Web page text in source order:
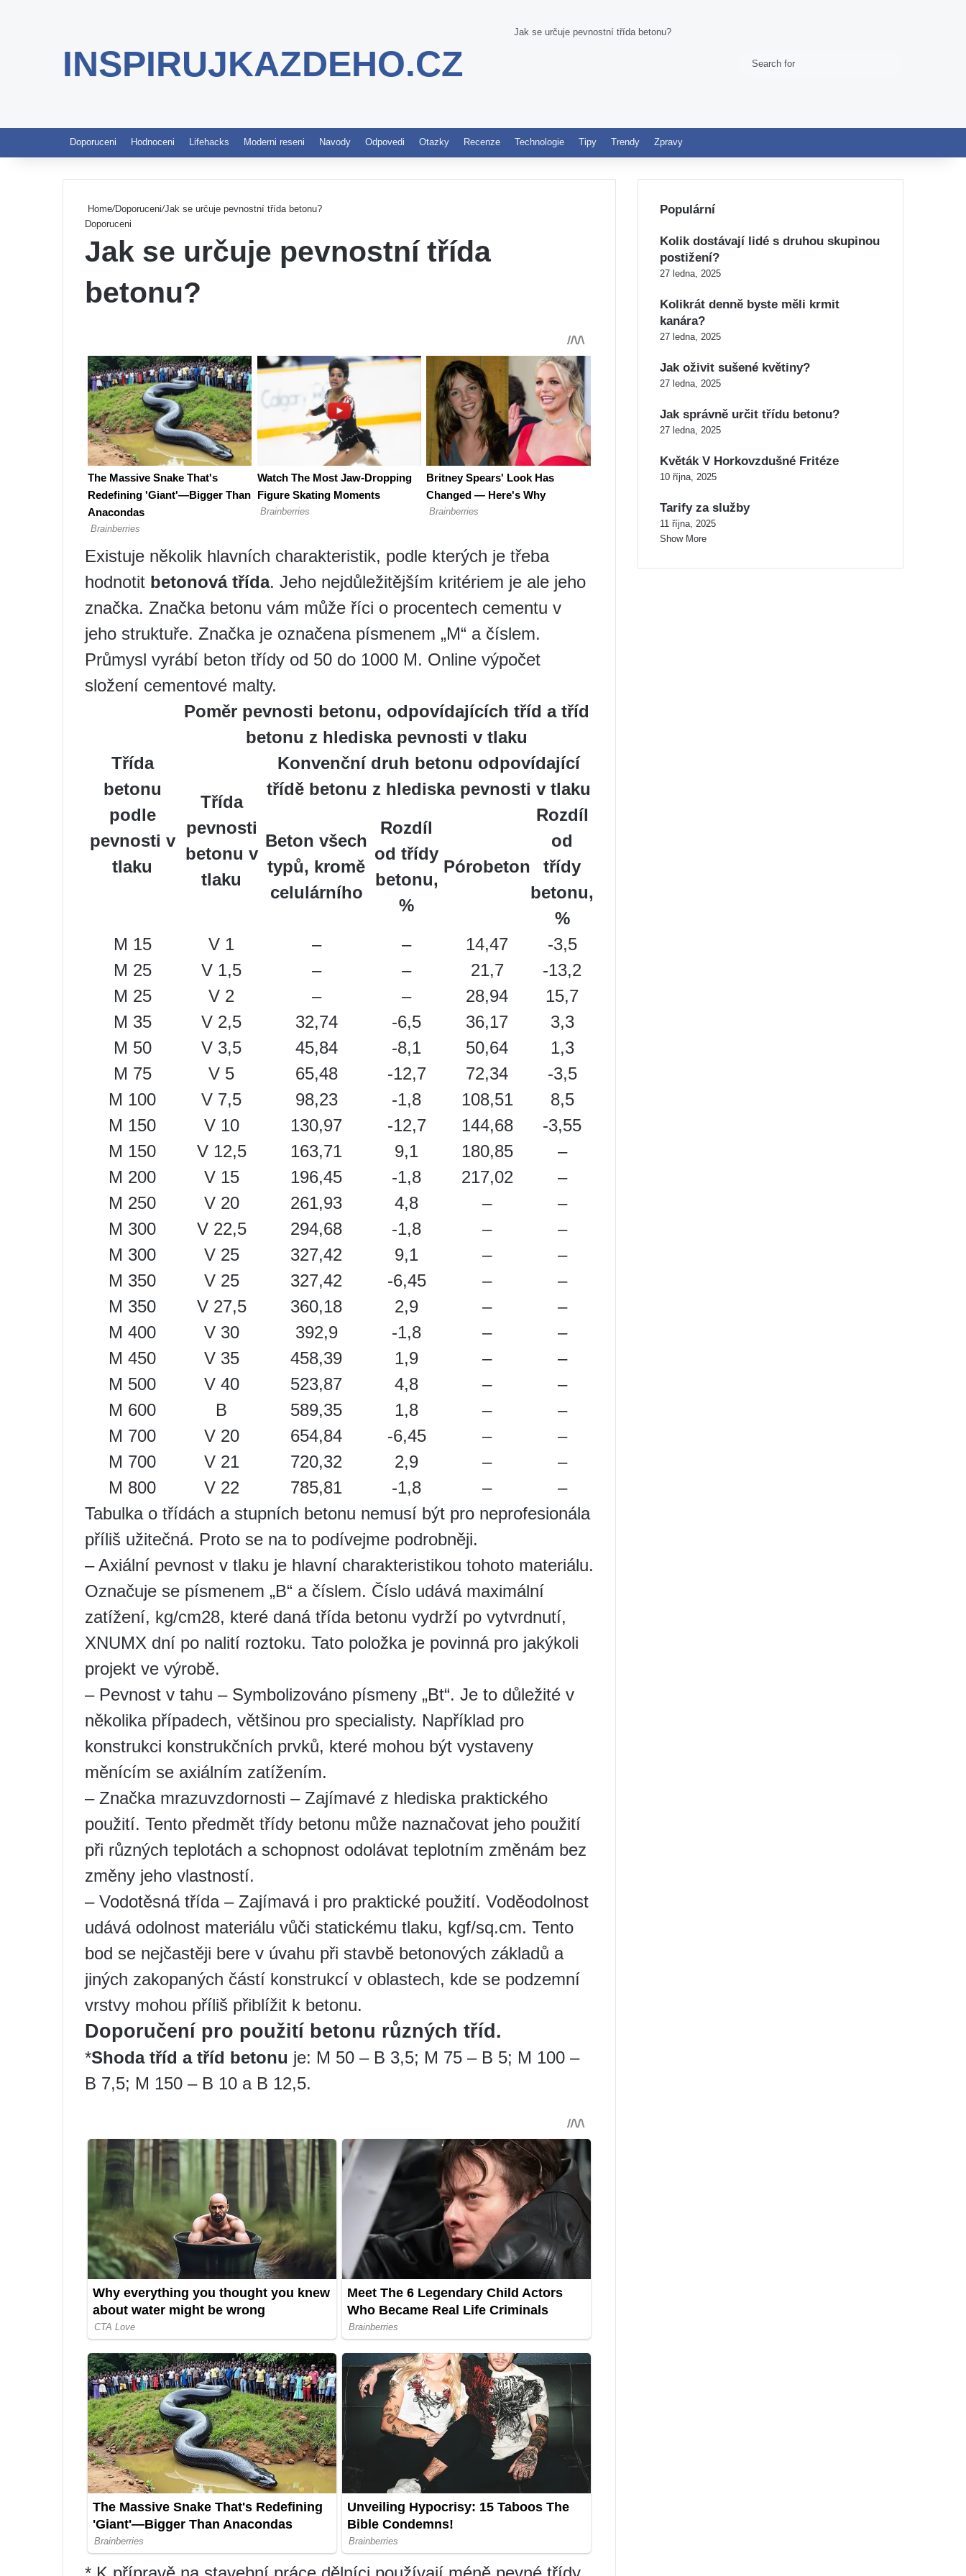
INSPIRUJKAZDEHO.CZ
Jak se určuje pevnostní třída betonu?
Switch skin
Doporuceni Hodnoceni Lifehacks Moderni reseni Navody Odpovedi Otazky Recenze Technologie Tipy Trendy Zpravy
Home/Doporuceni/Jak se určuje pevnostní třída betonu?
Doporuceni
Jak se určuje pevnostní třída
betonu?
Existuje několik hlavních charakteristik, podle kterých je třeba
hodnotit betonová třída. Jeho nejdůležitějším kritériem je ale jeho
značka. Značka betonu vám může říci o procentech cementu v
jeho struktuře. Značka je označena písmenem „M“ a číslem.
Průmysl vyrábí beton třídy od 50 do 1000 M. Online výpočet
složení cementové malty.
Třída
betonu
podle
pevnosti v
tlaku
Poměr pevnosti betonu, odpovídajících tříd a tříd
betonu z hlediska pevnosti v tlaku
Třída
pevnosti
betonu v
tlaku
Konvenční druh betonu odpovídající
třídě betonu z hlediska pevnosti v tlaku
Beton všech
typů, kromě
celulárního
Rozdíl
od třídy
betonu,
%
Pórobeton
Rozdíl
od
třídy
betonu,
%
M 15
V 1 – – 14,47
-3,5
M 25
V 1,5 – – 21,7
-13,2
M 25
V 2 – – 28,94
15,7
M 35
V 2,5 32,74 -6,5 36,17
3,3
M 50
V 3,5 45,84 -8,1 50,64
1,3
M 75
V 5 65,48 -12,7 72,34
-3,5
M 100
V 7,5 98,23 -1,8 108,51
8,5
M 150
V 10 130,97 -12,7 144,68
-3,55
M 150
V 12,5 163,71 9,1 180,85
–
M 200
V 15 196,45 -1,8 217,02
–
M 250
V 20 261,93 4,8 –
–
M 300
V 22,5 294,68 -1,8 –
–
M 300
V 25 327,42 9,1 –
–
M 350
V 25 327,42 -6,45 –
–
M 350
V 27,5 360,18 2,9 –
–
M 400
V 30 392,9 -1,8 –
–
M 450
V 35 458,39 1,9 –
–
M 500
V 40 523,87 4,8 –
–
M 600
В 589,35 1,8 –
–
M 700
V 20 654,84 -6,45 –
–
M 700
V 21 720,32 2,9 –
–
M 800
V 22 785,81 -1,8 –
–
Tabulka o třídách a stupních betonu nemusí být pro neprofesionála
příliš užitečná. Proto se na to podívejme podrobněji.
– Axiální pevnost v tlaku je hlavní charakteristikou tohoto materiálu.
Označuje se písmenem „B“ a číslem. Číslo udává maximální
zatížení, kg/cm28, které daná třída betonu vydrží po vytvrdnutí,
XNUMX dní po nalití roztoku. Tato položka je povinná pro jakýkoli
projekt ve výrobě.
– Pevnost v tahu – Symbolizováno písmeny „Bt“. Je to důležité v
několika případech, většinou pro specialisty. Například pro
konstrukci konstrukčních prvků, které mohou být vystaveny
měnícím se axiálním zatížením.
– Značka mrazuvzdornosti – Zajímavé z hlediska praktického
použití. Tento předmět třídy betonu může naznačovat jeho použití
při různých teplotách a schopnost odolávat teplotním změnám bez
změny jeho vlastností.
– Vodotěsná třída – Zajímavá i pro praktické použití. Voděodolnost
udává odolnost materiálu vůči statickému tlaku, kgf/sq.cm. Tento
bod se nejčastěji bere v úvahu při stavbě betonových základů a
jiných zakopaných částí konstrukcí v oblastech, kde se podzemní
vrstvy mohou příliš přiblížit k betonu.
Doporučení pro použití betonu různých tříd.
*Shoda tříd a tříd betonu je: M 50 – B 3,5; M 75 – B 5; M 100 –
B 7,5; M 150 – B 10 a B 12,5.
Populární
Kolik dostávají lidé s druhou skupinou
postižení?
27 ledna, 2025
Kolikrát denně byste měli krmit
kanára?
27 ledna, 2025
Jak oživit sušené květiny?
27 ledna, 2025
Jak správně určit třídu betonu?
27 ledna, 2025
Květák V Horkovzdušné Fritéze
10 října, 2025
Tarify za služby
11 října, 2025
Show More